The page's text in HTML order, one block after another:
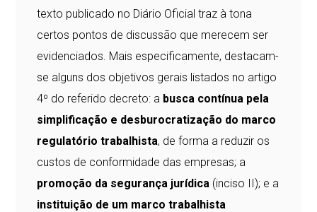
texto publicado no Diário Oficial traz à tona
certos pontos de discussão que merecem ser
evidenciados. Mais especificamente, destacam-
se alguns dos objetivos gerais listados no artigo
4º do referido decreto: a busca contínua pela
simplificação e desburocratização do marco
regulatório trabalhista, de forma a reduzir os
custos de conformidade das empresas; a
promoção da segurança jurídica (inciso II); e a
instituição de um marco trabalhista